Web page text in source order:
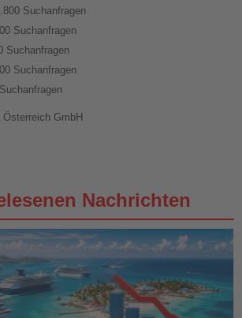
Suchanfragen
Suchanfragen
Suchanfragen
Suchanfragen
GmbH
Nachrichten